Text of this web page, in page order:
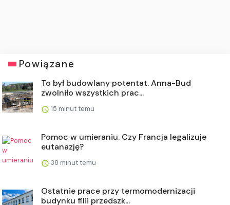
Powiązane
To był budowlany potentat. Anna-Bud
zwolniło wszystkich prac...
15 minut temu
Pomoc w umieraniu. Czy Francja legalizuje
eutanazję?
38 minut temu
Ostatnie prace przy termomodernizacji
budynku filii przedszk...